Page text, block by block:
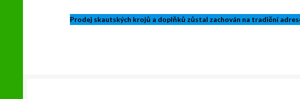
Prodej skautských krojů a doplňků zůstal zachován na tradiční